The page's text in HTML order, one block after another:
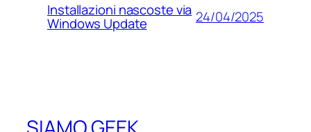
Installazioni nascoste via
Windows Update 24/04/2025